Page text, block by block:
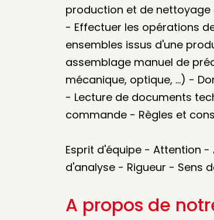
production et de
- Effectuer les opérations
ensembles issus d'une
assemblage manuel de
mécanique, optique, ...) -
- Lecture de documents
commande - Règles et
Esprit d'équipe - Attention
d'analyse - Rigueur - Sens
A propos de